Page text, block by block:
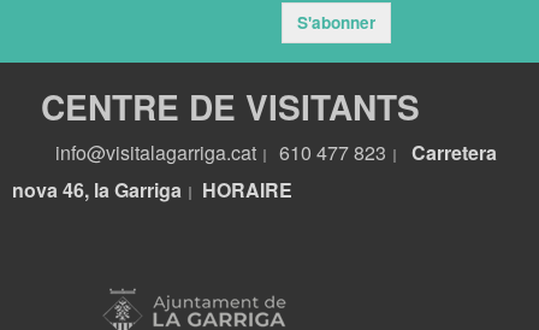
S'abonner
CENTRE DE VISITANTS
info@visitalagarriga.cat 610 477 823
Carretera
nova 46, la Garriga
HORAIRE